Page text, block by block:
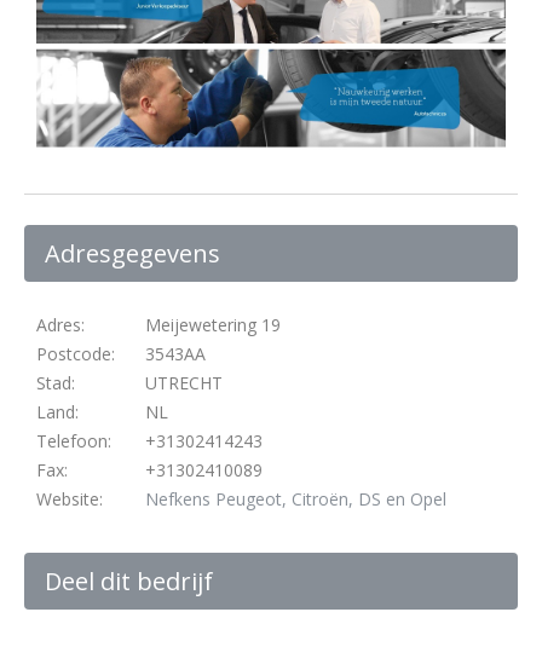
Adresgegevens
Adres:
Meijewetering 19
Postcode:
3543AA
Stad:
UTRECHT
Land:
NL
Telefoon:
+31302414243
Fax:
+31302410089
Website:
Nefkens Peugeot, Citroën, DS en Opel
Deel dit bedrijf